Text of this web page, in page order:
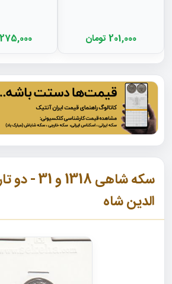
201,000 تومان 275,000 تومان
سکه شاهی
الدین شاه